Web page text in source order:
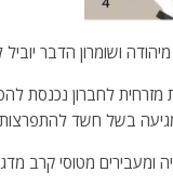
ושומרון הדבר יוביל
לחברון נכנסת
בשל חשד